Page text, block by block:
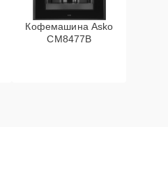
Кофемашина Asko
CM8477B